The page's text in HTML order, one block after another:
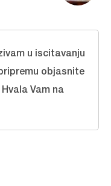
u iscitavanju
objasnite
Vam na